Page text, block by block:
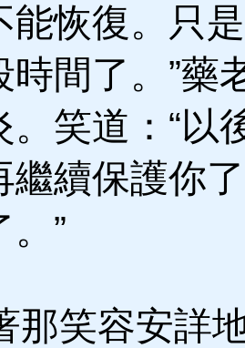
能恢復。只
時間了。”藥
。笑道：“以
繼續保護你
。”
笑容安詳